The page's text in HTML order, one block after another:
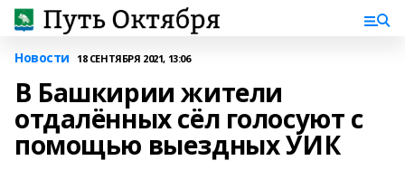
Новости 18 СЕНТЯБРЯ 2021, 13:06
В Башкирии жители
отдалённых сёл голосуют с
помощью выездных УИК